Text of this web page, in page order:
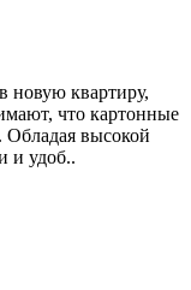
новую квартиру,
что картонные
Обладая высокой
и удоб..